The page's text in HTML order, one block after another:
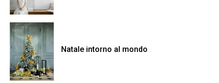
Natale intorno al mondo